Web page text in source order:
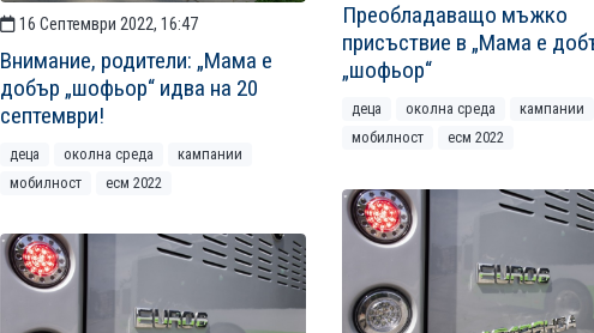
Преобладаващо мъжко
присъствие в „Мама е
„шофьор“
деца околна среда
кампании
мобилност
есм 2022
16 Септември 2022, 16:47
Внимание, родители: „Мама е
добър „шофьор“ идва на 20
септември!
деца околна среда
кампании
мобилност
есм 2022